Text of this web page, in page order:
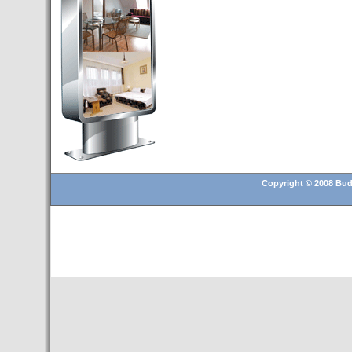
Budapest’.
- Hoteles en BUDAPEST:
Resultados octubre de 2016,
subida del 15% ocupación y
del 25,6% en el RevPar
- Nuevo Hotel en Budapest
bajo la marca Exe Hotusa
- Transfer Aeropuerto de
BUDAPEST
Copyright © 2008